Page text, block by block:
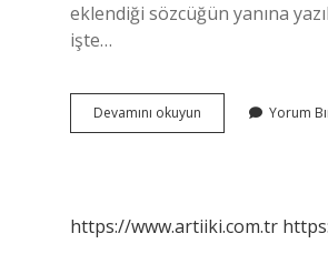
eklendiği sözcüğün yanına
işte…
Devamını okuyun
Ve
Yorum
https://www.artiiki.com.tr